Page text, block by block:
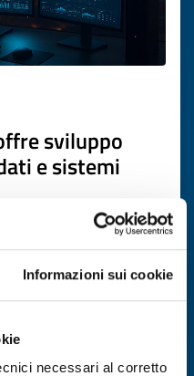
Informazioni sui cookie
necessari al corretto
sviluppo
e sistemi
SCOPRI DI PIÙ →
2027